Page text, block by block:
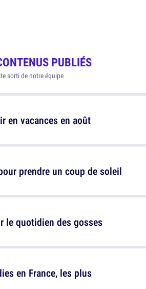
PUBLIÉS
sorti de notre équipe
en vacances en août
le quotidien des gosses
prendre un coup de soleil
en France, les plus